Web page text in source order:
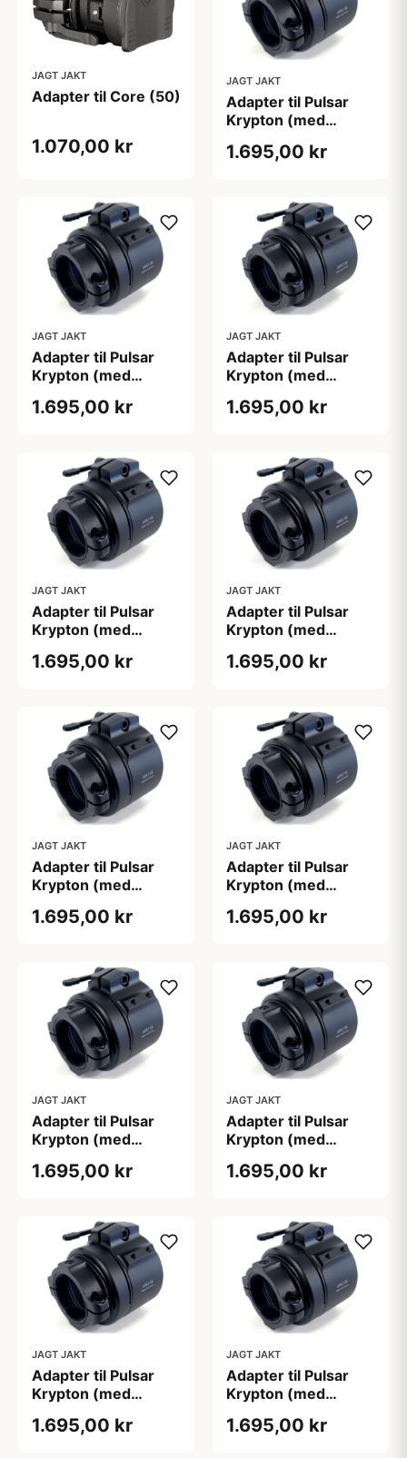
JAGT JAKT
Adapter til Core (50)
1.070,00 kr
JAGT JAKT
Adapter til Pulsar
Krypton (med
1.695,00 kr
JAGT JAKT
Adapter til Pulsar
Krypton (med
1.695,00 kr
JAGT JAKT
Adapter til Pulsar
Krypton (med
1.695,00 kr
JAGT JAKT
Adapter til Pulsar
Krypton (med
1.695,00 kr
JAGT JAKT
Adapter til Pulsar
Krypton (med
1.695,00 kr
JAGT JAKT
Adapter til Pulsar
Krypton (med
1.695,00 kr
JAGT JAKT
Adapter til Pulsar
Krypton (med
1.695,00 kr
JAGT JAKT
Adapter til Pulsar
Krypton (med
1.695,00 kr
JAGT JAKT
Adapter til Pulsar
Krypton (med
1.695,00 kr
JAGT JAKT
Adapter til Pulsar
Krypton (med
1.695,00 kr
JAGT JAKT
Adapter til Pulsar
Krypton (med
1.695,00 kr